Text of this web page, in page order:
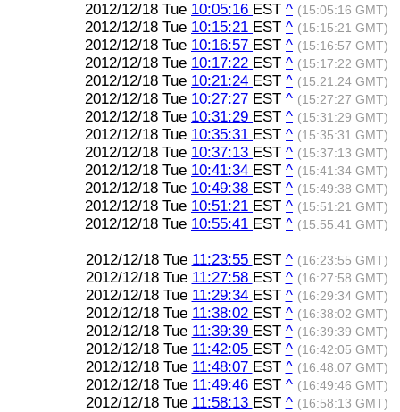
2012/12/18 Tue 10:05:16 EST ^ (15:05:16 GMT)
2012/12/18 Tue 10:15:21 EST ^ (15:15:21 GMT)
2012/12/18 Tue 10:16:57 EST ^ (15:16:57 GMT)
2012/12/18 Tue 10:17:22 EST ^ (15:17:22 GMT)
2012/12/18 Tue 10:21:24 EST ^ (15:21:24 GMT)
2012/12/18 Tue 10:27:27 EST ^ (15:27:27 GMT)
2012/12/18 Tue 10:31:29 EST ^ (15:31:29 GMT)
2012/12/18 Tue 10:35:31 EST ^ (15:35:31 GMT)
2012/12/18 Tue 10:37:13 EST ^ (15:37:13 GMT)
2012/12/18 Tue 10:41:34 EST ^ (15:41:34 GMT)
2012/12/18 Tue 10:49:38 EST ^ (15:49:38 GMT)
2012/12/18 Tue 10:51:21 EST ^ (15:51:21 GMT)
2012/12/18 Tue 10:55:41 EST ^ (15:55:41 GMT)
2012/12/18 Tue 11:23:55 EST ^ (16:23:55 GMT)
2012/12/18 Tue 11:27:58 EST ^ (16:27:58 GMT)
2012/12/18 Tue 11:29:34 EST ^ (16:29:34 GMT)
2012/12/18 Tue 11:38:02 EST ^ (16:38:02 GMT)
2012/12/18 Tue 11:39:39 EST ^ (16:39:39 GMT)
2012/12/18 Tue 11:42:05 EST ^ (16:42:05 GMT)
2012/12/18 Tue 11:48:07 EST ^ (16:48:07 GMT)
2012/12/18 Tue 11:49:46 EST ^ (16:49:46 GMT)
2012/12/18 Tue 11:58:13 EST ^ (16:58:13 GMT)